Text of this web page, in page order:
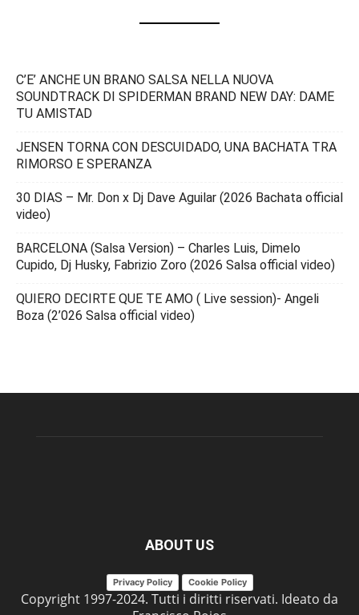
C’E’ ANCHE UN BRANO SALSA NELLA NUOVA
SOUNDTRACK DI SPIDERMAN BRAND NEW DAY: DAME
TU AMISTAD
JENSEN TORNA CON DESCUIDADO, UNA BACHATA TRA
RIMORSO E SPERANZA
30 DIAS – Mr. Don x Dj Dave Aguilar (2026 Bachata official
video)
BARCELONA (Salsa Version) – Charles Luis, Dimelo
Cupido, Dj Husky, Fabrizio Zoro (2026 Salsa official video)
QUIERO DECIRTE QUE TE AMO ( Live session)- Angeli
Boza (2’026 Salsa official video)
ABOUT US
Privacy Policy Cookie Policy
Copyright 1997-2024. Tutti i diritti riservati. Ideato da